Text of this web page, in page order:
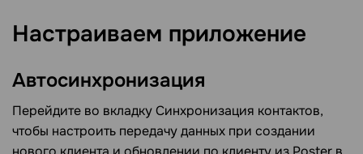
Настраиваем приложение
Автосинхронизация
Перейдите во вкладкуСинхронизация контактов,
чтобы настроить передачу данных при создании